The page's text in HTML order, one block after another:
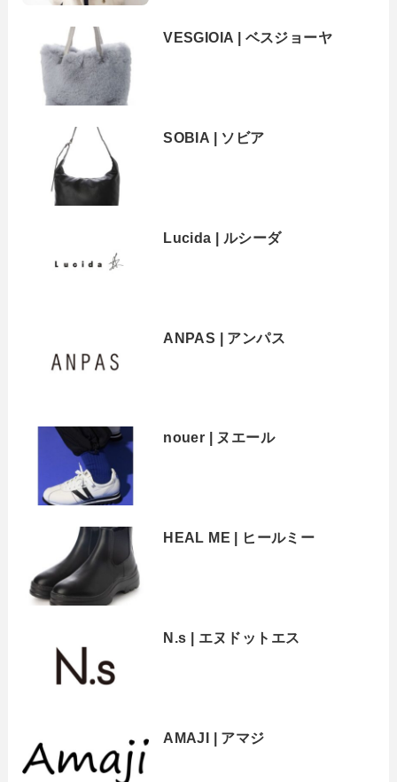
VESGIOIA | ベスジョーヤ
SOBIA | ソビア
Lucida | ルシーダ
ANPAS | アンパス
nouer | ヌエール
HEAL ME | ヒールミー
N.s | エヌドットエス
AMAJI | アマジ